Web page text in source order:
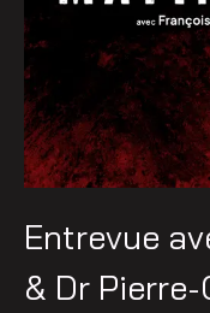
Entrevue
& Dr